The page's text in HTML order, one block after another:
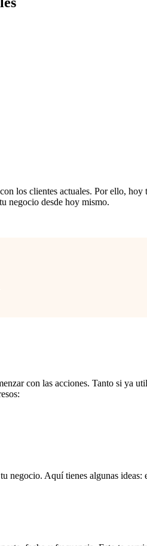
los clientes actuales. Por ello,
negocio desde hoy mismo.
con las acciones. Tanto si ya
negocio. Aquí tienes algunas